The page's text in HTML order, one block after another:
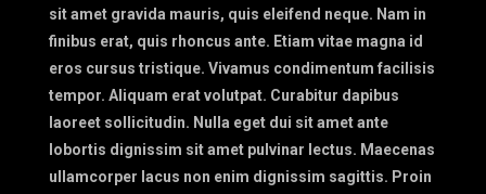
sit amet gravida mauris, quis eleifend neque. Nam in
finibus erat, quis rhoncus ante. Etiam vitae magna id
eros cursus tristique. Vivamus condimentum facilisis
tempor. Aliquam erat volutpat. Curabitur dapibus
laoreet sollicitudin. Nulla eget dui sit amet ante
lobortis dignissim sit amet pulvinar lectus. Maecenas
ullamcorper lacus non enim dignissim sagittis. Proin